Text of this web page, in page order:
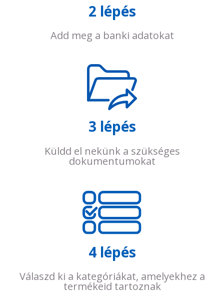
2 lépés
Add meg a banki adatokat
3 lépés
Küldd el nekünk a szükséges
dokumentumokat
4 lépés
Válaszd ki a kategóriákat, amelyekhez a
termékeid tartoznak